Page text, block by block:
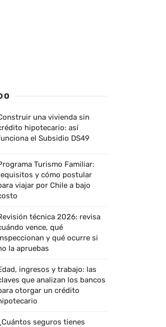
una vivienda sin
hipotecario: así
el Subsidio DS49
Turismo Familiar:
y cómo postular
viajar por Chile a bajo
técnica 2026: revisa
vence, qué
y qué ocurre si
la apruebas
ingresos y trabajo: las
que analizan los bancos
otorgar un crédito
seguros tienes